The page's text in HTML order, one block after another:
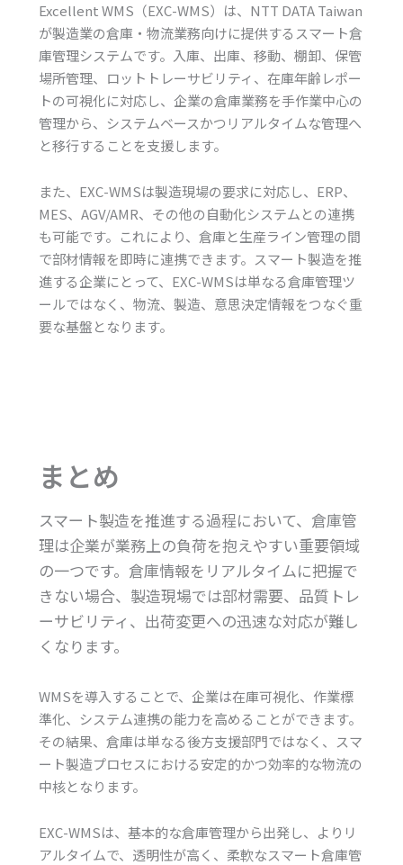
Excellent WMS（EXC-WMS）は、NTT DATA Taiwan
が製造業の倉庫・物流業務向けに提供するスマート倉
庫管理システムです。入庫、出庫、移動、棚卸、保管
場所管理、ロットトレーサビリティ、在庫年齢レポー
トの可視化に対応し、企業の倉庫業務を手作業中心の
管理から、システムベースかつリアルタイムな管理へ
と移行することを支援します。
また、EXC-WMSは製造現場の要求に対応し、ERP、
MES、AGV/AMR、その他の自動化システムとの連携
も可能です。これにより、倉庫と生産ライン管理の間
で部材情報を即時に連携できます。スマート製造を推
進する企業にとって、EXC-WMSは単なる倉庫管理ツ
ールではなく、物流、製造、意思決定情報をつなぐ重
要な基盤となります。
まとめ
スマート製造を推進する過程において、倉庫管
理は企業が業務上の負荷を抱えやすい重要領域
の一つです。倉庫情報をリアルタイムに把握で
きない場合、製造現場では部材需要、品質トレ
ーサビリティ、出荷変更への迅速な対応が難し
くなります。
WMSを導入することで、企業は在庫可視化、作業標
準化、システム連携の能力を高めることができます。
その結果、倉庫は単なる後方支援部門ではなく、スマ
ート製造プロセスにおける安定的かつ効率的な物流の
中核となります。
EXC-WMSは、基本的な倉庫管理から出発し、よりリ
アルタイムで、透明性が高く、柔軟なスマート倉庫管